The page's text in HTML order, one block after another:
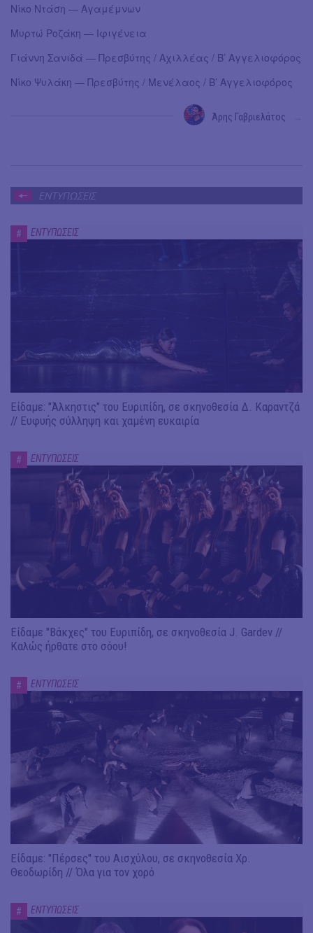
Νίκο Ντάση — Αγαμέμνων
Μυρτώ Ροζάκη — Ιφιγένεια
Γιάννη Σανιδά — Πρεσβύτης / Αχιλλέας / Β’ Αγγελιοφόρος
Νίκο Ψυλάκη — Πρεσβύτης / Μενέλαος / Β’ Αγγελιοφόρος
Άρης Γαβριελάτος
ΕΝΤΥΠΩΣΕΙΣ
# ΕΝΤΥΠΩΣΕΙΣ
Είδαμε: "Άλκηστις" του Ευριπίδη, σε σκηνοθεσία Δ. Καραντζά
// Ευφυής σύλληψη και χαμένη ευκαιρία
# ΕΝΤΥΠΩΣΕΙΣ
Είδαμε "Βάκχες" του Ευριπίδη, σε σκηνοθεσία J. Gardev //
Καλώς ήρθατε στο σόου!
# ΕΝΤΥΠΩΣΕΙΣ
Είδαμε: "Πέρσες" του Αισχύλου, σε σκηνοθεσία Χρ.
Θεοδωρίδη // Όλα για τον χορό
# ΕΝΤΥΠΩΣΕΙΣ